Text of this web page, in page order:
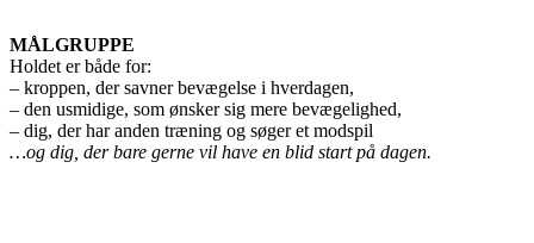
MÅLGRUPPE
Holdet er både for:
– kroppen, der savner bevægelse i hverdagen,
– den usmidige, som ønsker sig mere bevægelighed,
– dig, der har anden træning og søger et modspil
…og dig, der bare gerne vil have en blid start på dagen.